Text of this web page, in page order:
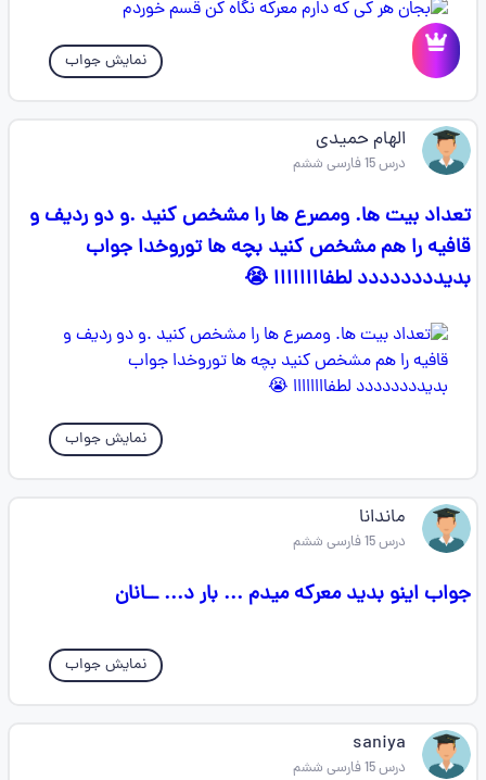
نمایش جواب
الهام حمیدی
درس 15 فارسی ششم
تعداد بیت ها. ومصرع ها را مشخص کنید .و دو ردیف و
قافیه را هم مشخص کنید بچه ها توروخدا جواب
بدیدددددددد لطفاااااااا 😭
نمایش جواب
ماندانا
درس 15 فارسی ششم
جواب اینو بدید معرکه میدم ... بار د... ــانان
نمایش جواب
saniya
درس 15 فارسی ششم